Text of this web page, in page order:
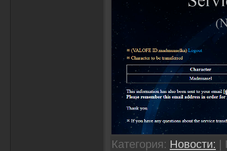
Категория: Новости: |